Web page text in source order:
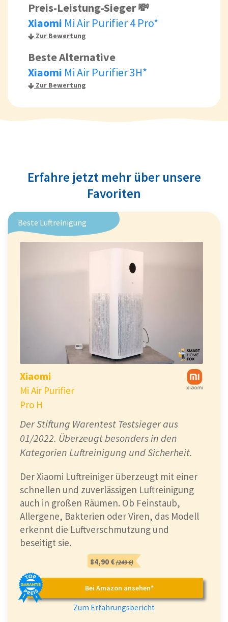
Preis-Leistung-Sieger 💸
Xiaomi Mi Air Purifier 4 Pro*
Zur Bewertung
Beste Alternative
Xiaomi Mi Air Purifier 3H*
Zur Bewertung
Erfahre jetzt mehr über unsere
Favoriten
Beste Luftreinigung
Xiaomi
Mi Air Purifier
Pro H
Der Stiftung Warentest Testsieger aus
01/2022. Überzeugt besonders in den
Kategorien Luftreinigung und Sicherheit.
Der Xiaomi Luftreiniger überzeugt mit einer
schnellen und zuverlässigen Luftreinigung
auch in großen Räumen. Ob Feinstaub,
Allergene, Bakterien oder Viren, das Modell
erkennt die Luftverschmutzung und
beseitigt sie.
84,90 €(249 €)
Bei Amazon ansehen*
Zum Erfahrungsbericht